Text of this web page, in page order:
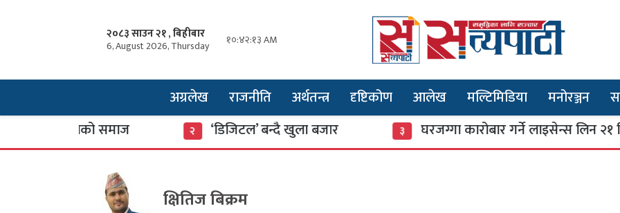
२०८३ साउन २१ , बिहीबार
6, August 2026, Thursday १०:४२:१३ AM
अग्रलेख राजनीति अर्थतन्त्र दृष्टिकोण आलेख मल्टिमिडिया मनोरञ्जन
डुबेको समाज ‘डिजिटल’ बन्दै खुला बजार घरजग्गा कारोबार गर्ने लाइसेन्स लिन २१
क्षितिज बिक्रम